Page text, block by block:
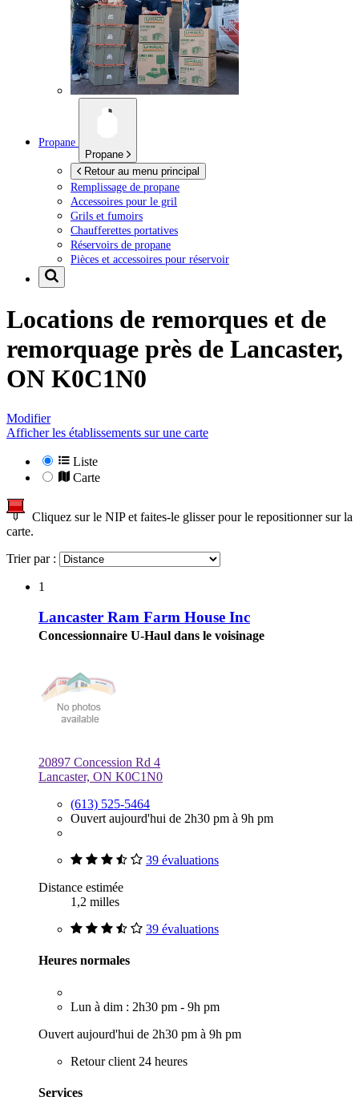
Propane
Propane
Retour au menu principal
Remplissage de propane
Accessoires pour le gril
Grils et fumoirs
Chaufferettes portatives
Réservoirs de propane
Pièces et accessoires pour réservoir
Locations de remorques et de
remorquage près de Lancaster,
ON K0C1N0
Modifier
Afficher les établissements sur une carte
Liste
Carte
Cliquez sur le NIP et faites-le glisser pour le repositionner sur la
carte.
Trier par :
1
Lancaster Ram Farm House Inc
Concessionnaire U-Haul dans le voisinage
20897 Concession Rd 4
Lancaster, ON K0C1N0
(613) 525-5464
Ouvert aujourd'hui de 2h30 pm à 9h pm
39 évaluations
Distance estimée
1,2 milles
39 évaluations
Heures normales
Lun à dim : 2h30 pm - 9h pm
Ouvert aujourd'hui de 2h30 pm à 9h pm
Retour client 24 heures
Services